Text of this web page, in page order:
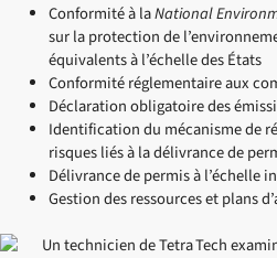
Conformité à laNational
sur la protection de
équivalents à l’échelle des États
Conformité réglementaire aux
Déclaration obligatoire des
Identification du mécanisme de
risques liés à la délivrance de
Délivrance de permis à l’échelle
Gestion des ressources et plans